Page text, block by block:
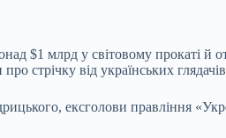
$1 млрд у світовому прокаті й
стрічку від українських глядачів
ексголови правління